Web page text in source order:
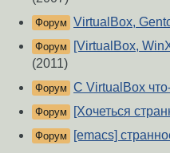
Форум VirtualBox,
Форум
[VirtualBox,
(2011)
Форум С VirtualBox
Форум [Хочеться
Форум [emacs]